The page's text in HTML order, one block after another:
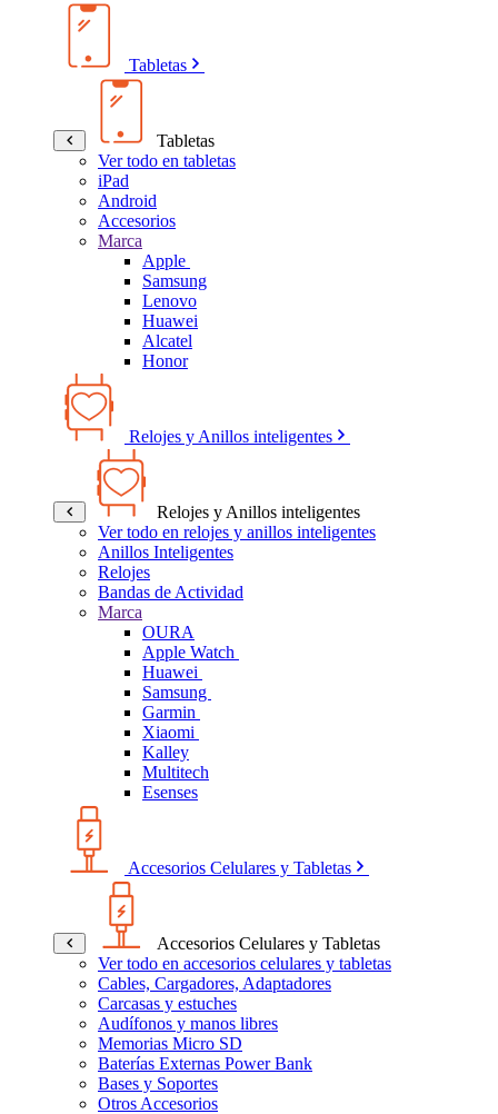
Tabletas
Tabletas
Ver todo en tabletas
iPad
Android
Accesorios
Marca
Apple
Samsung
Lenovo
Huawei
Alcatel
Honor
Relojes y Anillos inteligentes
Relojes y Anillos inteligentes
Ver todo en relojes y anillos inteligentes
Anillos Inteligentes
Relojes
Bandas de Actividad
Marca
OURA
Apple Watch
Huawei
Samsung
Garmin
Xiaomi
Kalley
Multitech
Esenses
Accesorios Celulares y Tabletas
Accesorios Celulares y Tabletas
Ver todo en accesorios celulares y tabletas
Cables, Cargadores, Adaptadores
Carcasas y estuches
Audífonos y manos libres
Memorias Micro SD
Baterías Externas Power Bank
Bases y Soportes
Otros Accesorios